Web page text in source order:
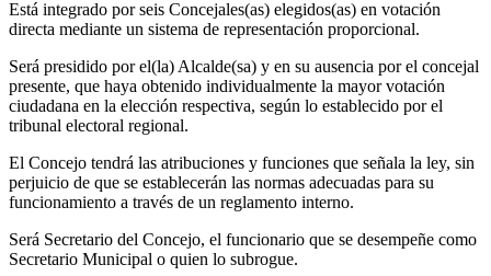
Está integrado por seis Concejales(as) elegidos(as) en votación
directa mediante un sistema de representación proporcional.
Será presidido por el(la) Alcalde(sa) y en su ausencia por el concejal
presente, que haya obtenido individualmente la mayor votación
ciudadana en la elección respectiva, según lo establecido por el
tribunal electoral regional.
El Concejo tendrá las atribuciones y funciones que señala la ley, sin
perjuicio de que se establecerán las normas adecuadas para su
funcionamiento a través de un reglamento interno.
Será Secretario del Concejo, el funcionario que se desempeñe como
Secretario Municipal o quien lo subrogue.